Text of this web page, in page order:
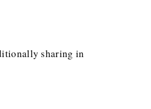
sharing in